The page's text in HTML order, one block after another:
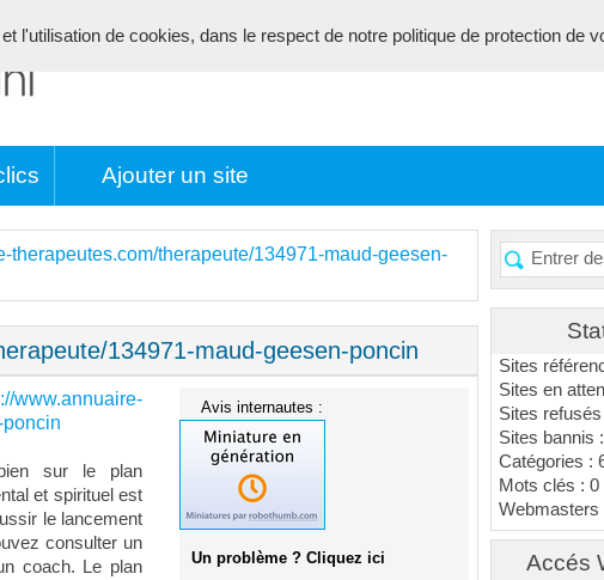
Ajouter un site
Sites
Sites en
Sites
Sites bannis
Catégories :
Mots clés : 0
Webmasters
Accés
therapeutes.com/therapeute/134971-maud-geesen-
134971-maud-geesen-poncin
www.annuaire-
sur le plan
et spirituel est
le lancement
consulter un
coach. Le plan
Avis internautes :
Un problème ? Cliquez ici
l'utilisation de cookies, dans le respect de notre politique de protection de